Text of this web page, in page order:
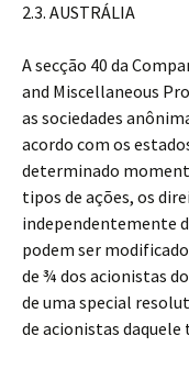
2.3. AUSTRÁLIA
A secção 40 da
and Miscellaneous
as sociedades
acordo com os
determinado
tipos de ações, os
independentemente
podem ser
de ¾ dos acionistas
de uma special
de acionistas daquele